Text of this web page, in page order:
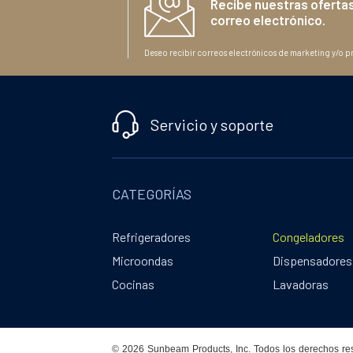
Recibe nuestras
correo electrónico.
Deseo recibir correos electrónicos de marketing y/o
Servicio y soporte
CATEGORÍAS
Refrigeradores
Microondas
Cocinas
Congeladores
Lavadoras
© 2026 Sunbeam Products, Inc. Todos los derechos